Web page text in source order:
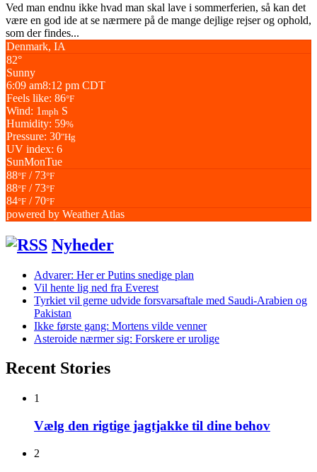
Ved man endnu ikke hvad man skal lave i sommerferien, så kan det
være en god ide at se nærmere på de mange dejlige rejser og ophold,
som der findes...
Denmark, IA
82°
Sunny
6:09 am8:12 pm CDT
Feels like: 86°F
Wind: 1 mph S
Humidity: 59%
Pressure: 30"Hg
UV index: 6
SunMonTue
88°F / 73°F
88°F / 73°F
84°F / 70°F
powered by Weather Atlas
Nyheder
Advarer: Her er Putins snedige plan
Vil hente lig ned fra Everest
Tyrkiet vil gerne udvide forsvarsaftale med Saudi-Arabien og
Pakistan
Ikke første gang: Mortens vilde venner
Asteroide nærmer sig: Forskere er urolige
Recent Stories
1
Vælg den rigtige jagtjakke til dine behov
2